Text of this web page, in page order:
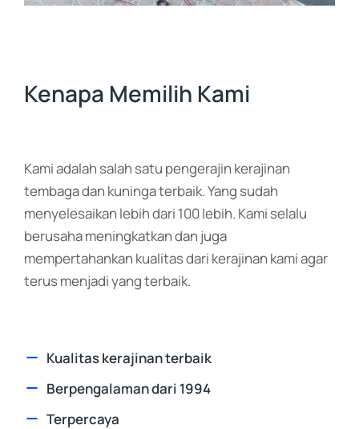
Kenapa Memilih Kami
Kami adalah salah satu pengerajin kerajinan
tembaga dan kuninga terbaik. Yang sudah
menyelesaikan lebih dari 100 lebih. Kami selalu
berusaha meningkatkan dan juga
mempertahankan kualitas dari kerajinan kami agar
terus menjadi yang terbaik.
Kualitas kerajinan terbaik
Berpengalaman dari 1994
Terpercaya